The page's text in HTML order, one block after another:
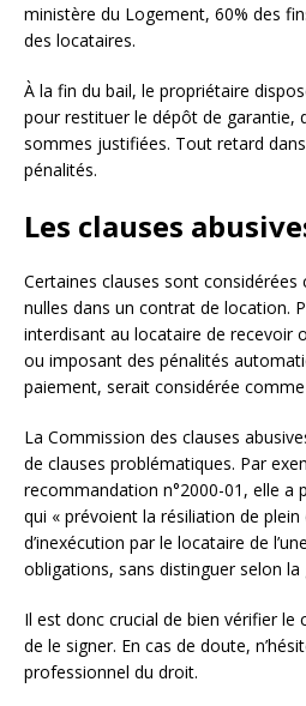
ministère du Logement, 60% des
des locataires.
À la fin du bail, le propriétaire
pour restituer le dépôt de garantie,
sommes justifiées. Tout retard
pénalités.
Les clauses
Certaines clauses sont considérées
nulles dans un contrat de location.
interdisant au locataire de recevoir
ou imposant des pénalités
paiement, serait considérée comme
La Commission des clauses
de clauses problématiques. Par
recommandation n°2000-01, elle a
qui « prévoient la résiliation de
d’inexécution par le locataire de
obligations, sans distinguer selon
Il est donc crucial de bien vérifier
de le signer. En cas de doute,
professionnel du droit.